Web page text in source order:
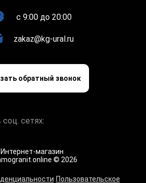
c 9:00 до 20:00
zakaz@kg-ural.ru
обратный звонок
сетях:
Интернет-магазин
© 2026
Пользовательское